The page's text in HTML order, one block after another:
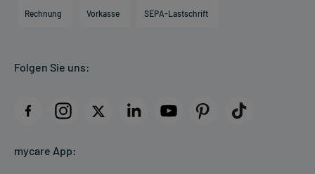
Direktabrechnung PKV
AGB
Datenschutz
Rückgabe/Widerruf
Rechnung Vorkasse SEPA-Lastschrift
Folgen Sie uns:
mycare App: